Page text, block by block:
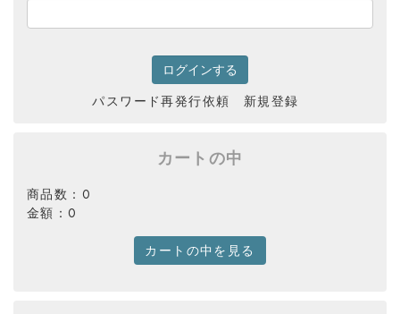
パスワード再発行依頼 新規登録
カートの中
商品数：0
金額：0
カートの中を見る